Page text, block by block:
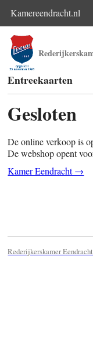
Kamereendracht.nl
Entreekaarten
Gesloten
De online verkoop is
De webshop opent
Kamer Eendracht →
Rederijkerskamer Eendracht